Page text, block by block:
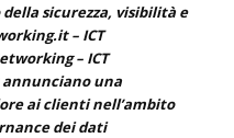
sicurezza, visibilità e
– ICT
– ICT
annunciano una
ai clienti nell’ambito
dei dati